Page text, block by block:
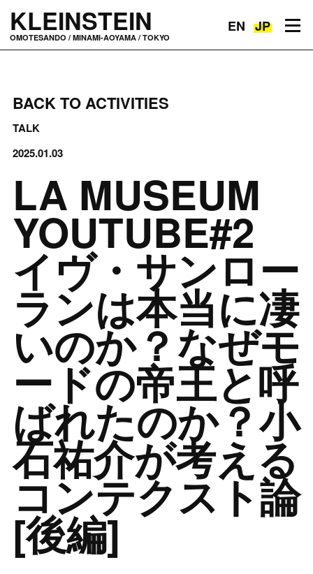
KLEINSTEIN
OMOTESANDO / MINAMI-AOYAMA / TOKYO
Toggle navigation EN JP
BACK TO ACTIVITIES
TALK
2025.01.03
LA MUSEUM
YOUTUBE#2
イヴ・サンロー
ランは本当に凄
いのか？なぜモ
ードの帝王と呼
ばれたのか？小
石祐介が考える
コンテクスト論
[後編]